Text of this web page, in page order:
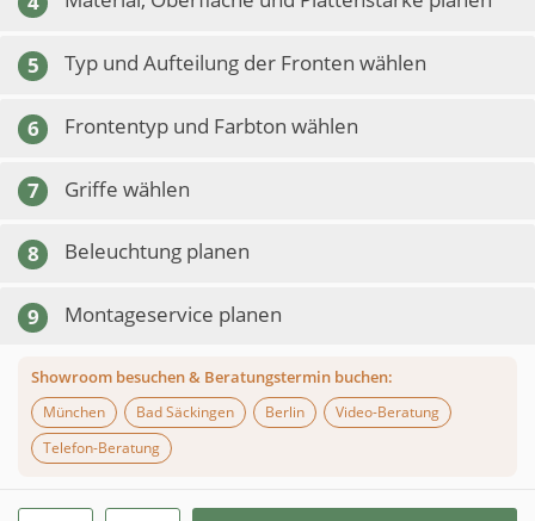
5 Typ und Aufteilung der Fronten wählen
6 Frontentyp und Farbton wählen
7 Griffe wählen
8 Beleuchtung planen
9 Montageservice planen
Showroom besuchen & Beratungstermin buchen:
München
Bad Säckingen Berlin
Video-Beratung
Telefon-Beratung